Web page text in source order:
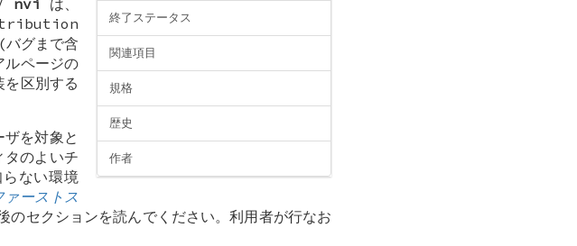
終了ステータス
関連項目
規格
歴史
作者
グまで含
ページの
を区別する
を対象と
タのよいチ
ない環境
ァーストス
セクションを読んでください。利用者が行なお